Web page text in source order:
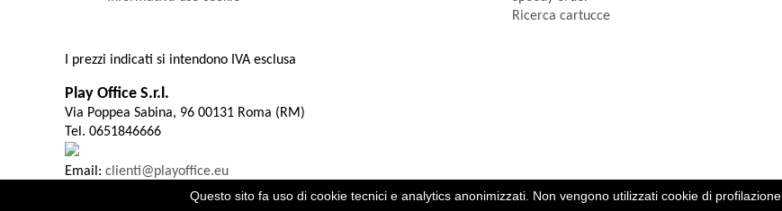
Ricerca cartucce
I prezzi indicati si intendono IVA esclusa
Play Office S.r.l.
Via Poppea Sabina, 96 00131 Roma (RM)
Tel. 0651846666
Email: clienti@playoffice.eu
P.I. / C.F. 08786301005 CCIAA ROMA REA N. 1119584 Cap. Soc. € 10.000,00 i.v.
Questo sito fa uso di cookie tecnici e analytics anonimizzati. Non vengono utilizzati cookie di profilazione.